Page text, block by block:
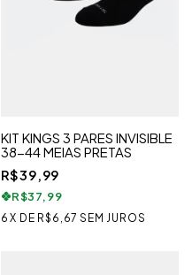
KIT KINGS 3 PARES INVISIBLE
38-44 MEIAS PRETAS
R$39,99
R$37,99
6 X DE R$6,67 SEM JUROS